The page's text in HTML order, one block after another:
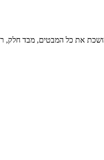
את כל המבטים, מבד חלק, רך